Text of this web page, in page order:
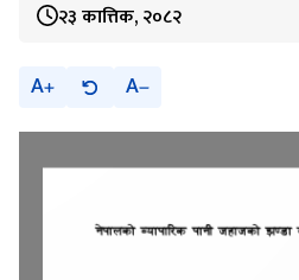
२३ कात्तिक, २०८२
A A